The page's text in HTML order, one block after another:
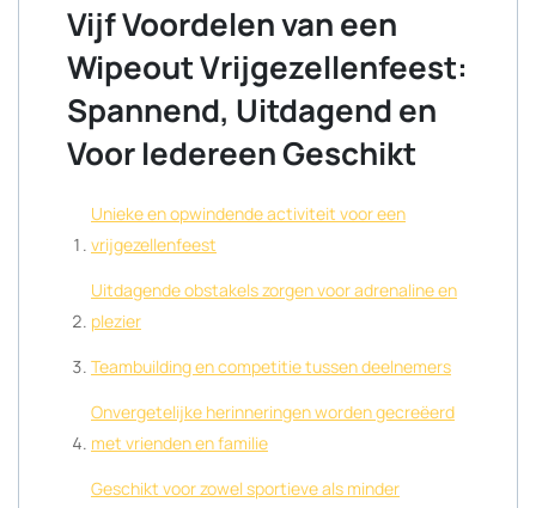
Vijf Voordelen van een
Wipeout Vrijgezellenfeest:
Spannend, Uitdagend en
Voor Iedereen Geschikt
Unieke en opwindende activiteit voor een
vrijgezellenfeest
Uitdagende obstakels zorgen voor adrenaline en
plezier
Teambuilding en competitie tussen deelnemers
Onvergetelijke herinneringen worden gecreëerd
met vrienden en familie
Geschikt voor zowel sportieve als minder